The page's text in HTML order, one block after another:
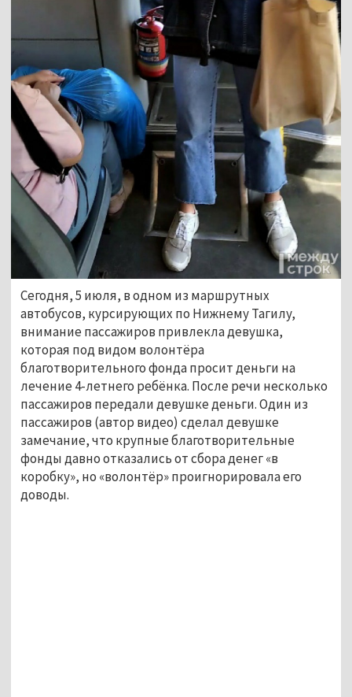
Сегодня, 5 июля, в одном из маршрутных
автобусов, курсирующих по Нижнему Тагилу,
внимание пассажиров привлекла девушка,
которая под видом волонтёра
благотворительного фонда просит деньги на
лечение 4-летнего ребёнка. После речи несколько
пассажиров передали девушке деньги. Один из
пассажиров (автор видео) сделал девушке
замечание, что крупные благотворительные
фонды давно отказались от сбора денег «в
коробку», но «волонтёр» проигнорировала его
доводы.